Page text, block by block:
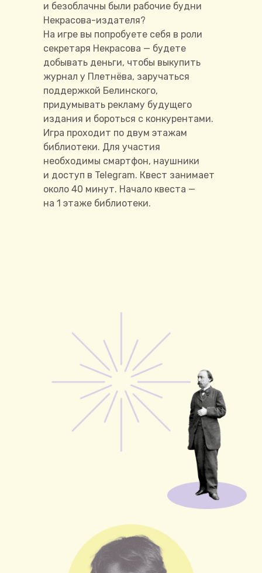
и безоблачны были рабочие будни
Некрасова-издателя?
На игре вы попробуете себя в роли
секретаря Некрасова — будете
добывать деньги, чтобы выкупить
журнал у Плетнёва, заручаться
поддержкой Белинского,
придумывать рекламу будущего
издания и бороться с конкурентами.
Игра проходит по двум этажам
библиотеки. Для участия
необходимы смартфон, наушники
и доступ в Telegram. Квест занимает
около 40 минут. Начало квеста —
на 1 этаже библиотеки.